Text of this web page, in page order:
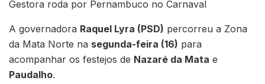
Gestora roda por Pernambuco no Carnaval
A governadora Raquel Lyra (PSD) percorreu a Zona
da Mata Norte na segunda-feira (16) para
acompanhar os festejos de Nazaré da Mata e
Paudalho.